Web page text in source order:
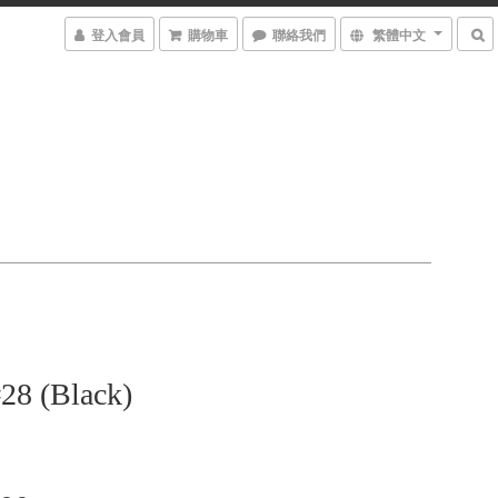
登入會員 購物車 聯絡我們 繁體中文
(Black)